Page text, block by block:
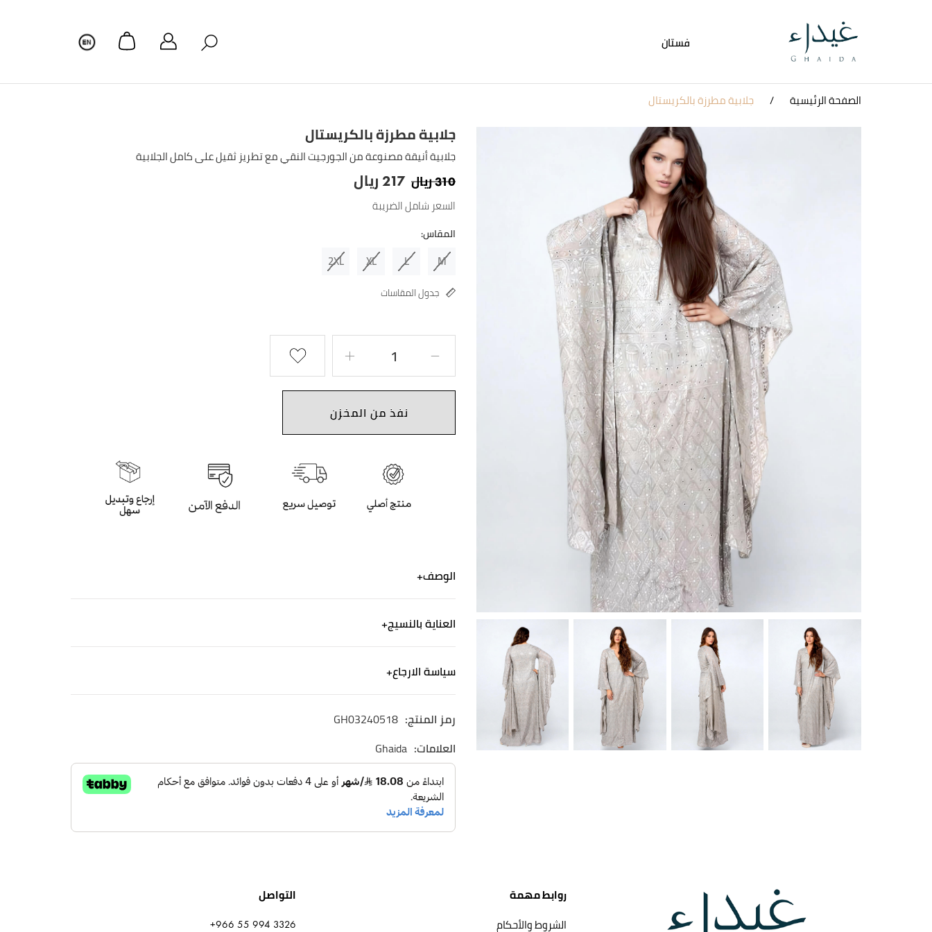
فستان
الصفحة الرئيسية جلابية مطرزة بالكريستال
جلابية مطرزة بالكريستال
جلابية أنيقة مصنوعة من الجورجيت النقي مع تطريز ثقيل على كامل الجلابية
ريال310 ريال 217
السعر شامل الضريبة
المقاس:
M
L
XL
2XL
جدول المقاسات
نفذ من المخزن
الوصف
جلابية محددة للجسم وطويلة
رقبة على شكل سبعة
طريقة العناية: يغسل غسيل جاف يبعد عن المواد الكيمائية
العناية بالنسيج
غسيل آلي لطيف. استخدم منظفًا خفيفًا وجففه في الظل.
سياسة الارجاع
نشحن لجميع أنحاء المملكة العربية السعودية
التوصيل خلال ٢-٤ ايام
الاسترجاع والاستبدال
الاستبدال والاسترجاع مجاني
رمز المنتج: GH03240518
العلامات: Ghaida
روابط مهمة
الشروط والأحكام
التواصل
+966 55 994 3326